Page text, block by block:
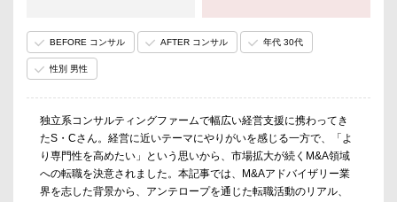
BEFORE コンサル AFTER コンサル 年代 30代
性別 男性
独立系コンサルティングファームで幅広い経営支援に携わってき
たS・Cさん。経営に近いテーマにやりがいを感じる一方で、「よ
り専門性を高めたい」という思いから、市場拡大が続くM&A領域
への転職を決意されました。本記事では、M&Aアドバイザリー業
界を志した背景から、アンテロープを通じた転職活動のリアル、